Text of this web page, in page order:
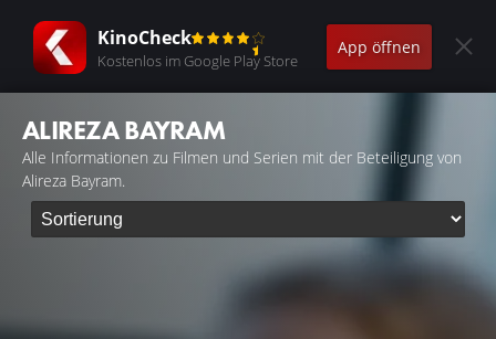
KinoCheck
Kostenlos im Google Play Store
App öffnen
ALIREZA BAYRAM
Alle Informationen zu Filmen und Serien mit der Beteiligung von
Alireza Bayram.